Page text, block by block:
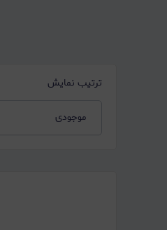
ترتیب نمایش
موجودی